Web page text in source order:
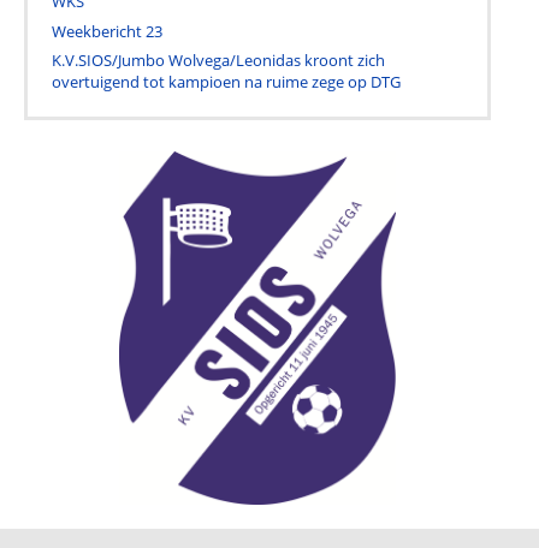
Weekbericht 23
K.V.SIOS/Jumbo Wolvega/Leonidas kroont zich
overtuigend tot kampioen na ruime zege op DTG